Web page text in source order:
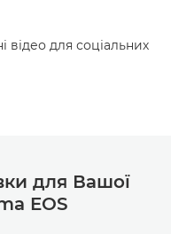
відео для соціальних
для Вашої
EOS